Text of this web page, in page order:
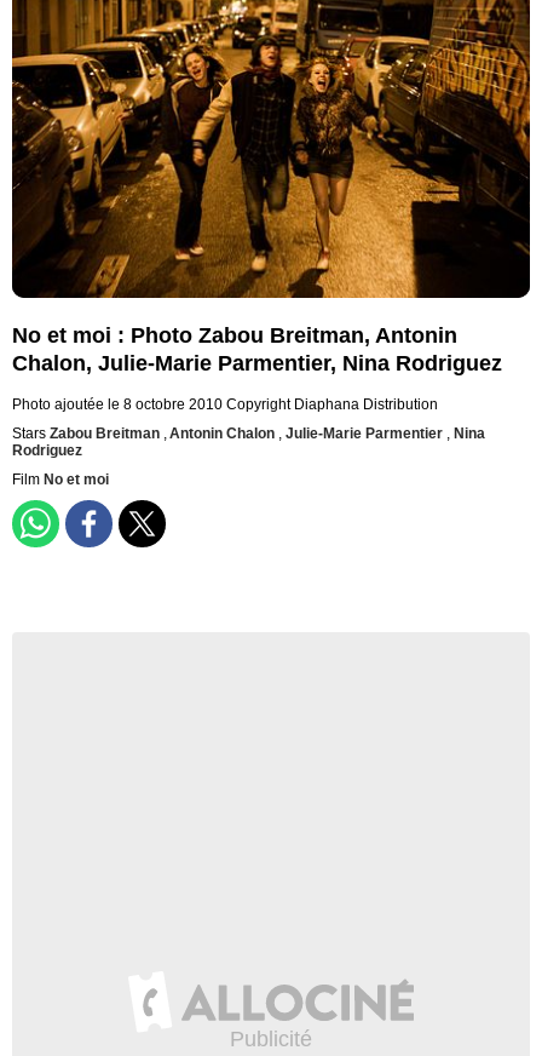
No et moi : Photo Zabou Breitman, Antonin
Chalon, Julie-Marie Parmentier, Nina Rodriguez
Photo ajoutée le 8 octobre 2010 Copyright Diaphana Distribution
Stars Zabou Breitman ,Antonin Chalon , Julie-Marie Parmentier , Nina
Rodriguez
Film No et moi